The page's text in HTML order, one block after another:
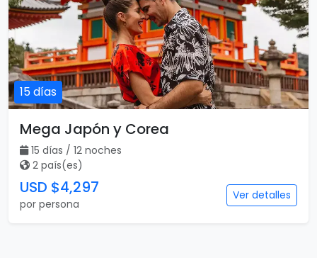
15 días
Mega Japón y Corea
15 días / 12 noches
2 país(es)
USD $4,297
por persona
Ver detalles